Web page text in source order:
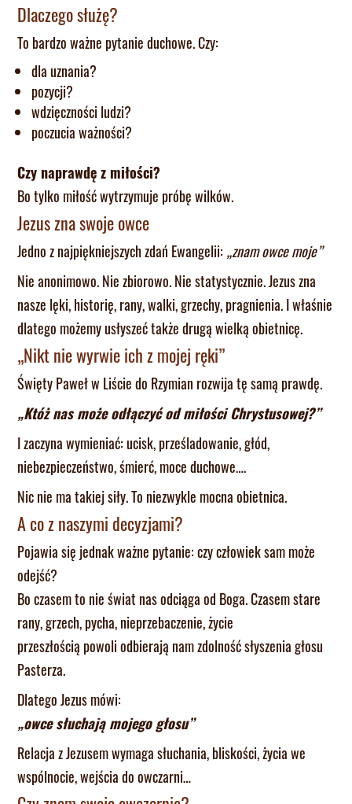
Dlaczego służę?
To bardzo ważne pytanie duchowe. Czy:
dla uznania?
pozycji?
wdzięczności ludzi?
poczucia ważności?
Czy naprawdę z miłości?
Bo tylko miłość wytrzymuje próbę wilków.
Jezus zna swoje owce
Jedno z najpiękniejszych zdań Ewangelii: „znam owce moje”
Nie anonimowo. Nie zbiorowo. Nie statystycznie. Jezus zna
nasze lęki, historię, rany, walki, grzechy, pragnienia. I właśnie
dlatego możemy usłyszeć także drugą wielką obietnicę.
„Nikt nie wyrwie ich z mojej ręki”
Święty Paweł w Liście do Rzymian rozwija tę samą prawdę.
„Któż nas może odłączyć od miłości Chrystusowej?”
I zaczyna wymieniać: ucisk, prześladowanie, głód,
niebezpieczeństwo, śmierć, moce duchowe….
Nic nie ma takiej siły. To niezwykle mocna obietnica.
A co z naszymi decyzjami?
Pojawia się jednak ważne pytanie: czy człowiek sam może
odejść?
Bo czasem to nie świat nas odciąga od Boga. Czasem stare
rany, grzech, pycha, nieprzebaczenie, życie
przeszłością powoli odbierają nam zdolność słyszenia głosu
Pasterza.
Dlatego Jezus mówi:
„owce słuchają mojego głosu”
Relacja z Jezusem wymaga słuchania, bliskości, życia we
wspólnocie, wejścia do owczarni…